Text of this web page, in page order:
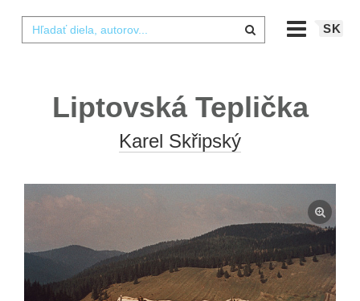
SK
Liptovská Teplička
Karel Skřipský